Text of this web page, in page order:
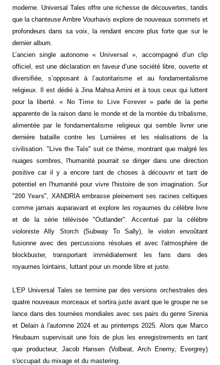
moderne. Universal Tales offre une richesse de découvertes, tandis
que la chanteuse Ambre Vourhavis explore de nouveaux sommets et
profondeurs dans sa voix, la rendant encore plus forte que sur le
dernier album.
L’ancien single autonome «​​Universal
», accompagné d’un clip
officiel, est une déclaration en faveur d’une société libre, ouverte et
diversifiée, s’opposant à l’autoritarisme et au fondamentalisme
religieux. Il est dédié à Jina Mahsa Amini et à tous ceux qui luttent
pour la liberté. « No Time to Live Forever » parle de la perte
apparente de la raison dans le monde et de la montée du tribalisme,
alimentée par le fondamentalisme religieux qui semble livrer une
dernière bataille contre les Lumières et les réalisations de la
civilisation. " Live the Tale" suit ce thème, montrant que malgré les
nuages ​​sombres, l'humanité pourrait se diriger dans une direction
positive car il y a encore tant de choses à découvrir et tant de
potentiel en l'humanité pour vivre l'histoire de son imagination. Sur
"200 Years", XANDRIA embrasse pleinement ses racines celtiques
comme jamais auparavant et explore les royaumes du célèbre livre
et de la série télévisée "Outlander". Accentué par la célèbre
violoniste Ally Storch (Subway To Sally), le violon envoûtant
fusionne avec des percussions résolues et avec l'atmosphère de
blockbuster, transportant immédiatement les fans dans des
royaumes lointains, luttant pour un monde libre et juste.
L'EP Universal Tales se termine par des versions orchestrales des
quatre nouveaux morceaux et sortira juste avant que le groupe ne se
lance dans des tournées mondiales avec ses pairs du genre Sirenia
et Delain à l'automne 2024 et au printemps 2025. Alors que Marco
Heubaum supervisait une fois de plus les enregistrements en tant
que producteur, Jacob Hansen (Volbeat, Arch Enemy, Evergrey)
s'occupait du mixage et du mastering.